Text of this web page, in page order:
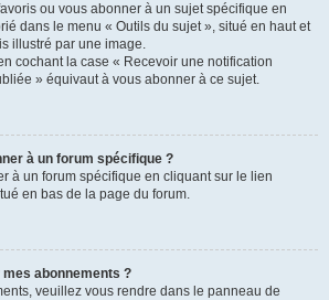
ou vous abonner à un sujet spécifique en
dans le menu « Outils du sujet », situé en haut et
illustré par une image.
cochant la case « Recevoir une notification
» équivaut à vous abonner à ce sujet.
à un forum spécifique ?
à un forum spécifique en cliquant sur le lien
en bas de la page du forum.
abonnements ?
veuillez vous rendre dans le panneau de